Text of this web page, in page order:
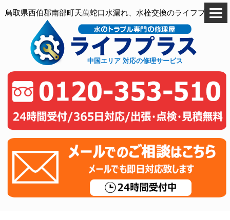
鳥取県西伯郡南部町天萬蛇口水漏れ、水栓交換のライフプラス
中国エリア 対応の修理サービス